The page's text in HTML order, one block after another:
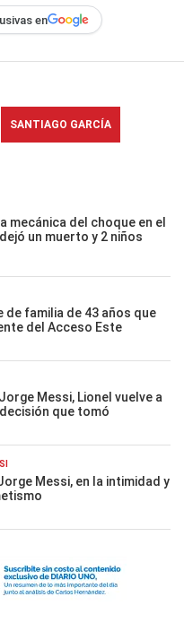
en
SANTIAGO GARCÍA
mecánica del choque en el
un muerto y 2 niños
de familia de 43 años que
del Acceso Este
Messi, Lionel vuelve a
que tomó
Messi, en la intimidad y